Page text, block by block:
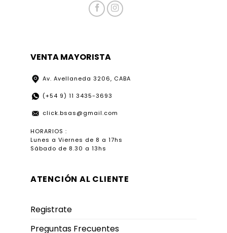
VENTA MAYORISTA
Av. Avellaneda 3206, CABA
(+54 9) 11 3435-3693
click.bsas@gmail.com
HORARIOS :
Lunes a Viernes de 8 a 17hs
Sábado de 8.30 a 13hs
ATENCIÓN AL CLIENTE
Registrate
Preguntas Frecuentes